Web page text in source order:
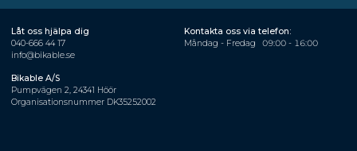
Låt oss hjälpa dig
040-666 44 17
info@bikable.se
Kontakta oss via telefon:
Måndag - Fredag
09:00 - 16:00
Bikable A/S
Pumpvägen 2, 24341 Höör
Organisationsnummer DK35252002